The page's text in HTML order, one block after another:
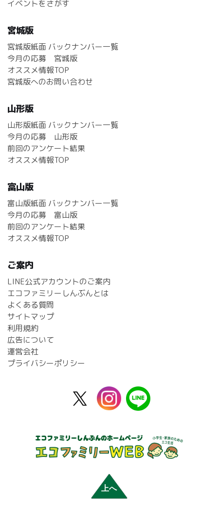
イベントをさがす
宮城版
宮城版紙面 バックナンバー一覧
今月の応募 宮城版
オススメ情報TOP
宮城版へのお問い合わせ
山形版
山形版紙面 バックナンバー一覧
今月の応募 山形版
前回のアンケート結果
オススメ情報TOP
富山版
富山版紙面 バックナンバー一覧
今月の応募 富山版
前回のアンケート結果
オススメ情報TOP
ご案内
LINE公式アカウントのご案内
エコファミリーしんぶんとは
よくある質問
サイトマップ
利用規約
広告について
運営会社
プライバシーポリシー
instagram
上へ